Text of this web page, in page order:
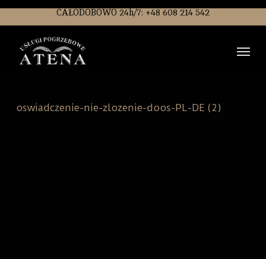
Skip
to
content
CAŁODOBOWO 24h/7: +48 608 214 542
oswiadczenie-nie-zlozenie-doos-PL-DE (2)